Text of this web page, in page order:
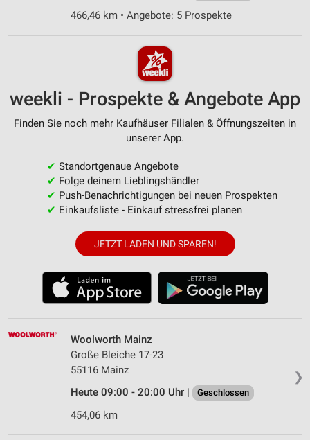
466,46 km • Angebote: 5 Prospekte
weekli - Prospekte & Angebote App
Finden Sie noch mehr Kaufhäuser Filialen & Öffnungszeiten in
unserer App.
✔ Standortgenaue Angebote
✔ Folge deinem Lieblingshändler
✔ Push-Benachrichtigungen bei neuen Prospekten
✔ Einkaufsliste - Einkauf stressfrei planen
JETZT LADEN UND SPAREN!
❯
Woolworth Mainz
Große Bleiche 17-23
55116 Mainz
Heute 09:00 - 20:00 Uhr |
Geschlossen
454,06 km